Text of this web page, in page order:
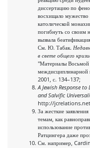
диссертацию по
восхищало
католической
погибнуть со своим
вызвала
См. Ю. Табак.
в свете общего
"Материалы
междисциплинарной
2001, с. 134–137;
A Jewish Response
and Salvific
http://
За жесткие
темам, как
использование
Ратцингера даже
См. например,